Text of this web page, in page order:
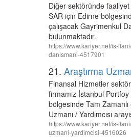
Diğer sektöründe
SAR için Edirne
çalışacak Gayrimenkul
bulunmaktadır.
https://www.kariyer.net/is-
danismani-4517901
21. Araştırma
Finansal Hizmetler
firmamız İstanbul
bölgesinde Tam Zamanlı
Uzmanı / Yardımcısı
https://www.kariyer.net/is-
uzmani-yardimcisi-4516026